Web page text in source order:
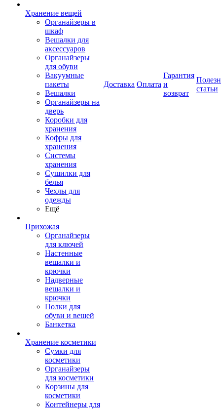
Хранение вещей
Органайзеры в
шкаф
Вешалки для
аксессуаров
Органайзеры
для обуви
Вакуумные
пакеты
Вешалки
Органайзеры на
дверь
Коробки для
хранения
Кофры для
хранения
Системы
хранения
Сушилки для
белья
Чехлы для
одежды
Ещё
Прихожая
Органайзеры
для ключей
Настенные
вешалки и
крючки
Надверные
вешалки и
крючки
Полки для
обуви и вещей
Банкетка
Хранение косметики
Сумки для
косметики
Органайзеры
для косметики
Корзины для
косметики
Контейнеры для
Доставка Оплата
Гарантия
и
возврат
статьи